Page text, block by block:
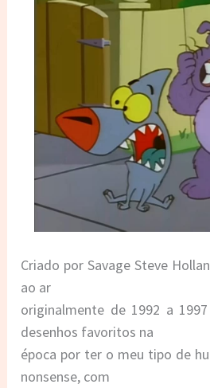
Criado por Savage Steve
ao ar
originalmente de 1992 a
desenhos favoritos na
época por ter o meu tipo de
nonsense, com